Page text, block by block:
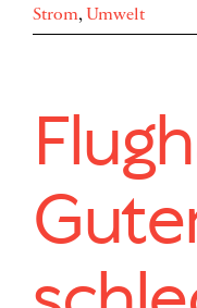
Strom, Umwelt